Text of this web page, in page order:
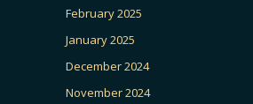
February 2025
January 2025
December 2024
November 2024